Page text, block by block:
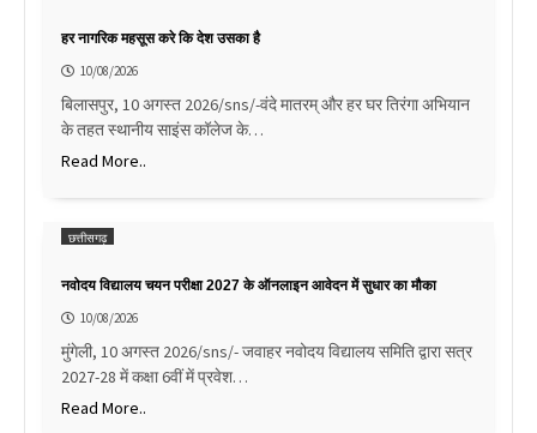
हर नागरिक महसूस करे कि देश उसका है
10/08/2026
बिलासपुर, 10 अगस्त 2026/sns/-वंदे मातरम् और हर घर तिरंगा अभियान
के तहत स्थानीय साइंस कॉलेज के…
Read More..
छत्तीसगढ़
नवोदय विद्यालय चयन परीक्षा 2027 के ऑनलाइन आवेदन में सुधार का मौका
10/08/2026
मुंगेली, 10 अगस्त 2026/sns/- जवाहर नवोदय विद्यालय समिति द्वारा सत्र
2027-28 में कक्षा 6वीं में प्रवेश…
Read More..